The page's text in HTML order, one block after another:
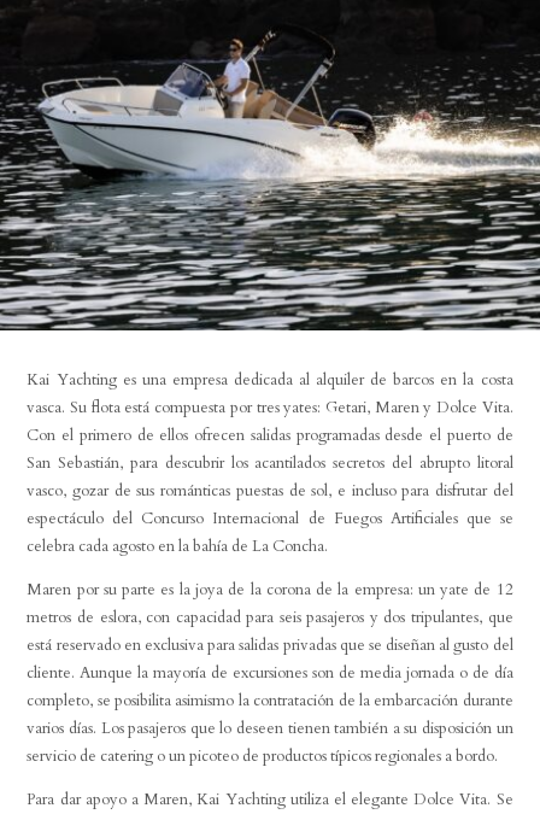
Kai Yachting es una empresa dedicada al alquiler de barcos en la costa
vasca. Su flota está compuesta por tres yates: Getari, Maren y Dolce Vita.
Con el primero de ellos ofrecen salidas programadas desde el puerto de
San Sebastián, para descubrir los acantilados secretos del abrupto litoral
vasco, gozar de sus románticas puestas de sol, e incluso para disfrutar del
espectáculo del Concurso Internacional de Fuegos Artificiales que se
celebra cada agosto en la bahía de La Concha.
Maren por su parte es la joya de la corona de la empresa: un yate de 12
metros de eslora, con capacidad para seis pasajeros y dos tripulantes, que
está reservado en exclusiva para salidas privadas que se diseñan al gusto del
cliente. Aunque la mayoría de excursiones son de media jornada o de día
completo, se posibilita asimismo la contratación de la embarcación durante
varios días. Los pasajeros que lo deseen tienen también a su disposición un
servicio de catering o un picoteo de productos típicos regionales a bordo.
Para dar apoyo a Maren, Kai Yachting utiliza el elegante Dolce Vita. Se